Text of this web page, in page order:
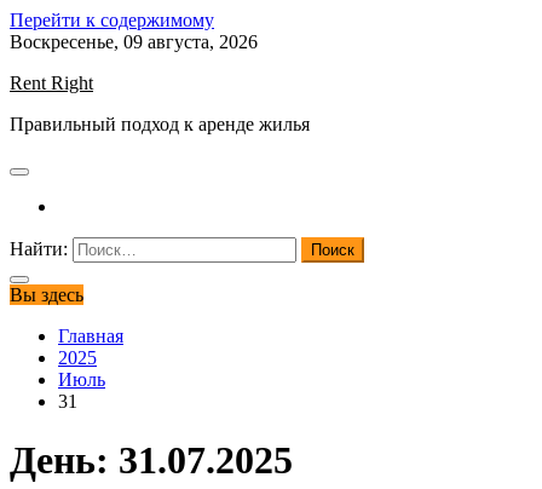
Перейти к содержимому
Воскресенье, 09 августа, 2026
Rent Right
Правильный подход к аренде жилья
Найти:
Вы здесь
Главная
2025
Июль
31
День: 31.07.2025